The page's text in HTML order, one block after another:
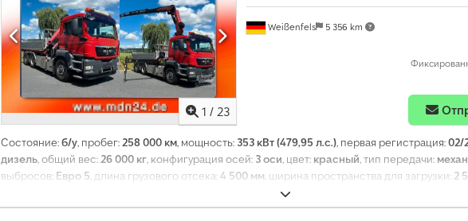
с
е
9
2
0
1
8
1 / 23
Weißenfels 5 356 km
Состояние:б/у, пробег:258 000 км, мощность: 353 кВт (479,95 л.с.), первая регистрация:02/
дизель, общий вес:26 000 кг, конфигурация осей: 3 оси, цвет: красный, тип передачи:
выбросов: Евро 5, длина грузового отсека:4 500 мм, ширина пространства для загрузки: 2
ABS, кондиционер, кран, отопитель стояночный, полный привод, сажевый
электронная программа стабилизации (ESP),